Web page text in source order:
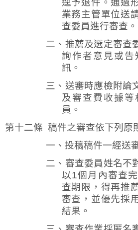
逕予退件。通過
業務主管單位送
查委員進行審查。
二、推薦及選定審查
詢作者意見或
訊。
三、送審時應檢附論
及審查費收據
員。
第十二條 稿件之審查依下列原
一、投稿稿件一經送
二、審查委員姓名不
以1個月內審查
查期限，得再推
審查，並優先採
結果。